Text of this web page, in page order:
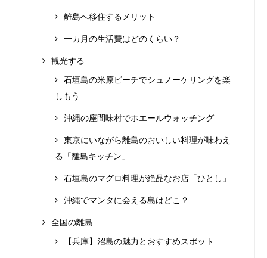
離島へ移住するメリット
一カ月の生活費はどのくらい？
観光する
石垣島の米原ビーチでシュノーケリングを楽
しもう
沖縄の座間味村でホエールウォッチング
東京にいながら離島のおいしい料理が味わえ
る「離島キッチン」
石垣島のマグロ料理が絶品なお店「ひとし」
沖縄でマンタに会える島はどこ？
全国の離島
【兵庫】沼島の魅力とおすすめスポット